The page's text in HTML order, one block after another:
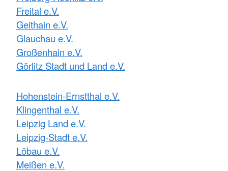
Freital e.V.
Geithain e.V.
Glauchau e.V.
Großenhain e.V.
Görlitz Stadt und Land e.V.
Hohenstein-Ernstthal e.V.
Klingenthal e.V.
Leipzig Land e.V.
Leipzig-Stadt e.V.
Löbau e.V.
Meißen e.V.